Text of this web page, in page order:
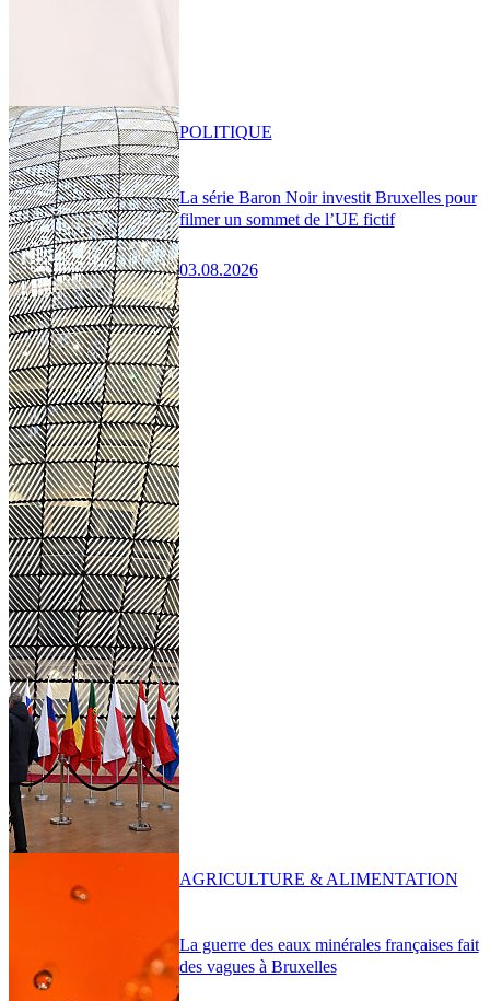
La série Baron Noir investit Bruxelles pour
filmer un sommet de l’UE fictif
03.08.2026
POLITIQUE
La guerre des eaux minérales françaises fait
des vagues à Bruxelles
AGRICULTURE & ALIMENTATION